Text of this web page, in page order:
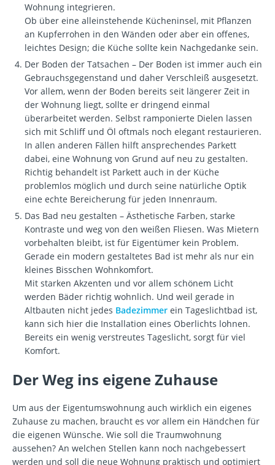
Wohnung integrieren.
Ob über eine alleinstehende Kücheninsel, mit Pflanzen
an Kupferrohen in den Wänden oder aber ein offenes,
leichtes Design; die Küche sollte kein Nachgedanke sein.
Der Boden der Tatsachen – Der Boden ist immer auch ein
Gebrauchsgegenstand und daher Verschleiß ausgesetzt.
Vor allem, wenn der Boden bereits seit längerer Zeit in
der Wohnung liegt, sollte er dringend einmal
überarbeitet werden. Selbst ramponierte Dielen lassen
sich mit Schliff und Öl oftmals noch elegant restaurieren.
In allen anderen Fällen hilft ansprechendes Parkett
dabei, eine Wohnung von Grund auf neu zu gestalten.
Richtig behandelt ist Parkett auch in der Küche
problemlos möglich und durch seine natürliche Optik
eine echte Bereicherung für jeden Innenraum.
Das Bad neu gestalten – Ästhetische Farben, starke
Kontraste und weg von den weißen Fliesen. Was Mietern
vorbehalten bleibt, ist für Eigentümer kein Problem.
Gerade ein modern gestaltetes Bad ist mehr als nur ein
kleines Bisschen Wohnkomfort.
Mit starken Akzenten und vor allem schönem Licht
werden Bäder richtig wohnlich. Und weil gerade in
Altbauten nicht jedes Badezimmer ein Tageslichtbad ist,
kann sich hier die Installation eines Oberlichts lohnen.
Bereits ein wenig verstreutes Tageslicht, sorgt für viel
Komfort.
Der Weg ins eigene Zuhause
Um aus der Eigentumswohnung auch wirklich ein eigenes
Zuhause zu machen, braucht es vor allem ein Händchen für
die eigenen Wünsche. Wie soll die Traumwohnung
aussehen? An welchen Stellen kann noch nachgebessert
werden und soll die neue Wohnung praktisch und optimiert